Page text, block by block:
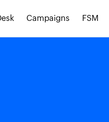
Campaigns FSM